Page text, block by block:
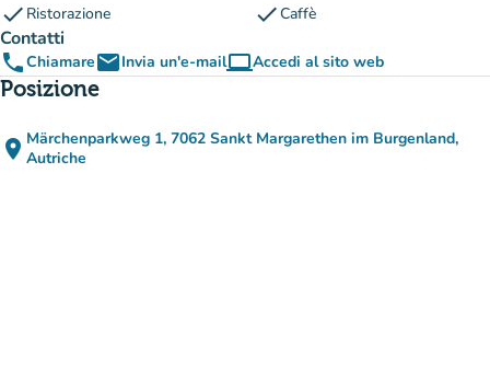
check Ristorazione checkCaffè
Contatti
phoneChiamareemailInvia un'e-mailcomputerAccedi al sito web
(nuova scheda)
Posizione
place Märchenparkweg 1, 7062 Sankt Margarethen im Burgenland,
Autriche